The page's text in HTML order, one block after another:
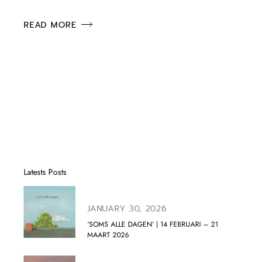
READ MORE
Latests Posts
JANUARY 30, 2026
‘SOMS ALLE DAGEN’ | 14 FEBRUARI – 21
MAART 2026